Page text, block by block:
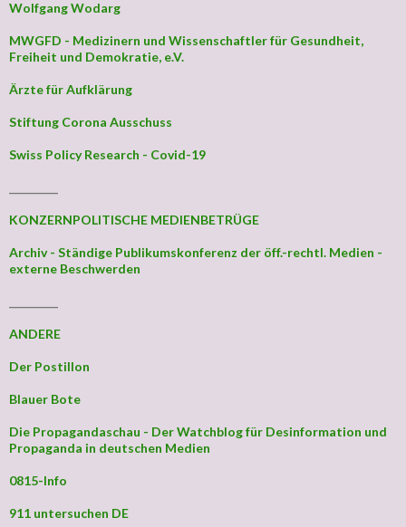
Wolfgang Wodarg
MWGFD - Medizinern und Wissenschaftler für Gesundheit,
Freiheit und Demokratie, e.V.
Ärzte für Aufklärung
Stiftung Corona Ausschuss
Swiss Policy Research - Covid-19
KONZERNPOLITISCHE MEDIENBETRÜGE
Archiv - Ständige Publikumskonferenz der öff.-rechtl. Medien -
externe Beschwerden
ANDERE
Der Postillon
Blauer Bote
Die Propagandaschau - Der Watchblog für Desinformation und
Propaganda in deutschen Medien
0815-Info
911 untersuchen DE